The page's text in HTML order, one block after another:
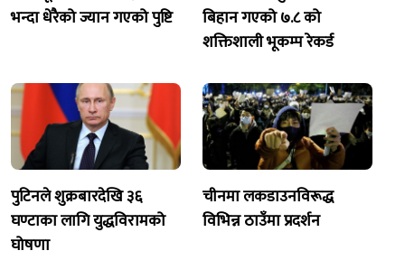
भन्दा धेरैको ज्यान गएको पुष्टि
बिहान गएको ७.८ को
शक्तिशाली भूकम्प रेकर्ड
पुटिनले शुक्रबारदेखि ३६
घण्टाका लागि युद्धविरामको
घोषणा
चीनमा लकडाउनविरूद्ध
विभिन्न ठाउँमा प्रदर्शन